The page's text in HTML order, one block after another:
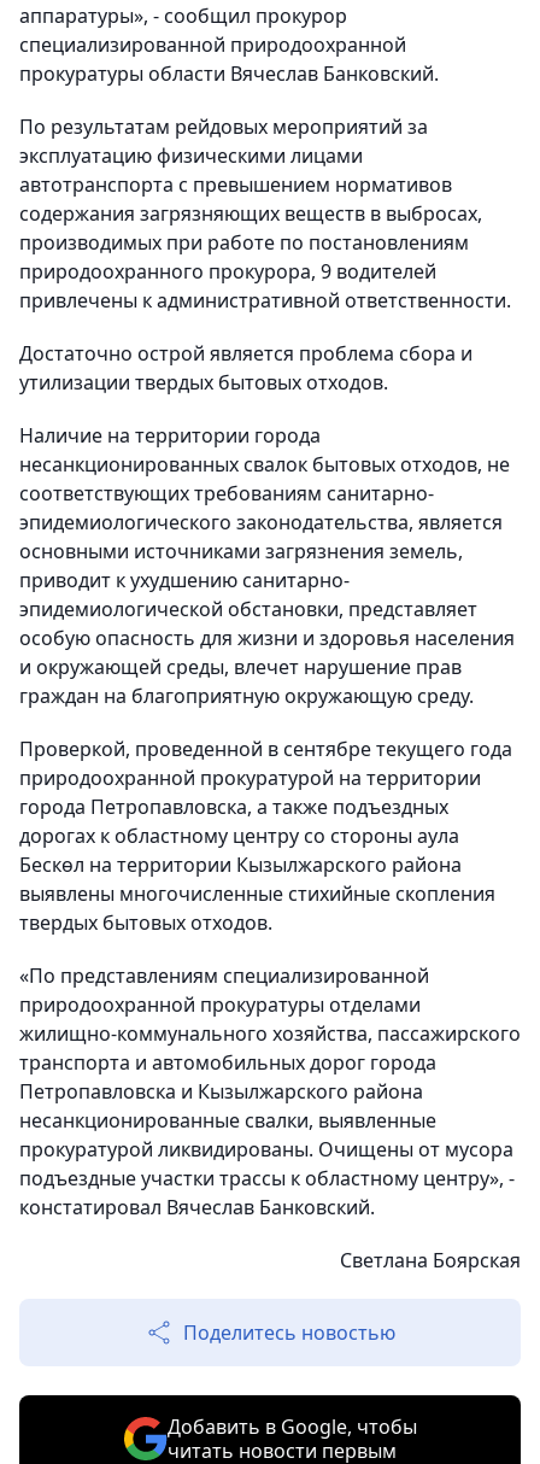
аппаратуры», - сообщил прокурор
специализированной природоохранной
прокуратуры области Вячеслав Банковский.
По результатам рейдовых мероприятий за
эксплуатацию физическими лицами
автотранспорта с превышением нормативов
содержания загрязняющих веществ в выбросах,
производимых при работе по постановлениям
природоохранного прокурора, 9 водителей
привлечены к административной ответственности.
Достаточно острой является проблема сбора и
утилизации твердых бытовых отходов.
Наличие на территории города
несанкционированных свалок бытовых отходов, не
соответствующих требованиям санитарно-
эпидемиологического законодательства, является
основными источниками загрязнения земель,
приводит к ухудшению санитарно-
эпидемиологической обстановки, представляет
особую опасность для жизни и здоровья населения
и окружающей среды, влечет нарушение прав
граждан на благоприятную окружающую среду.
Проверкой, проведенной в сентябре текущего года
природоохранной прокуратурой на территории
города Петропавловска, а также подъездных
дорогах к областному центру со стороны аула
Бескөл на территории Кызылжарского района
выявлены многочисленные стихийные скопления
твердых бытовых отходов.
«По представлениям специализированной
природоохранной прокуратуры отделами
жилищно-коммунального хозяйства, пассажирского
транспорта и автомобильных дорог города
Петропавловска и Кызылжарского района
несанкционированные свалки, выявленные
прокуратурой ликвидированы. Очищены от мусора
подъездные участки трассы к областному центру», -
констатировал Вячеслав Банковский.
Светлана Боярская
Поделитесь новостью
Добавить в Google, чтобы
читать новости первым